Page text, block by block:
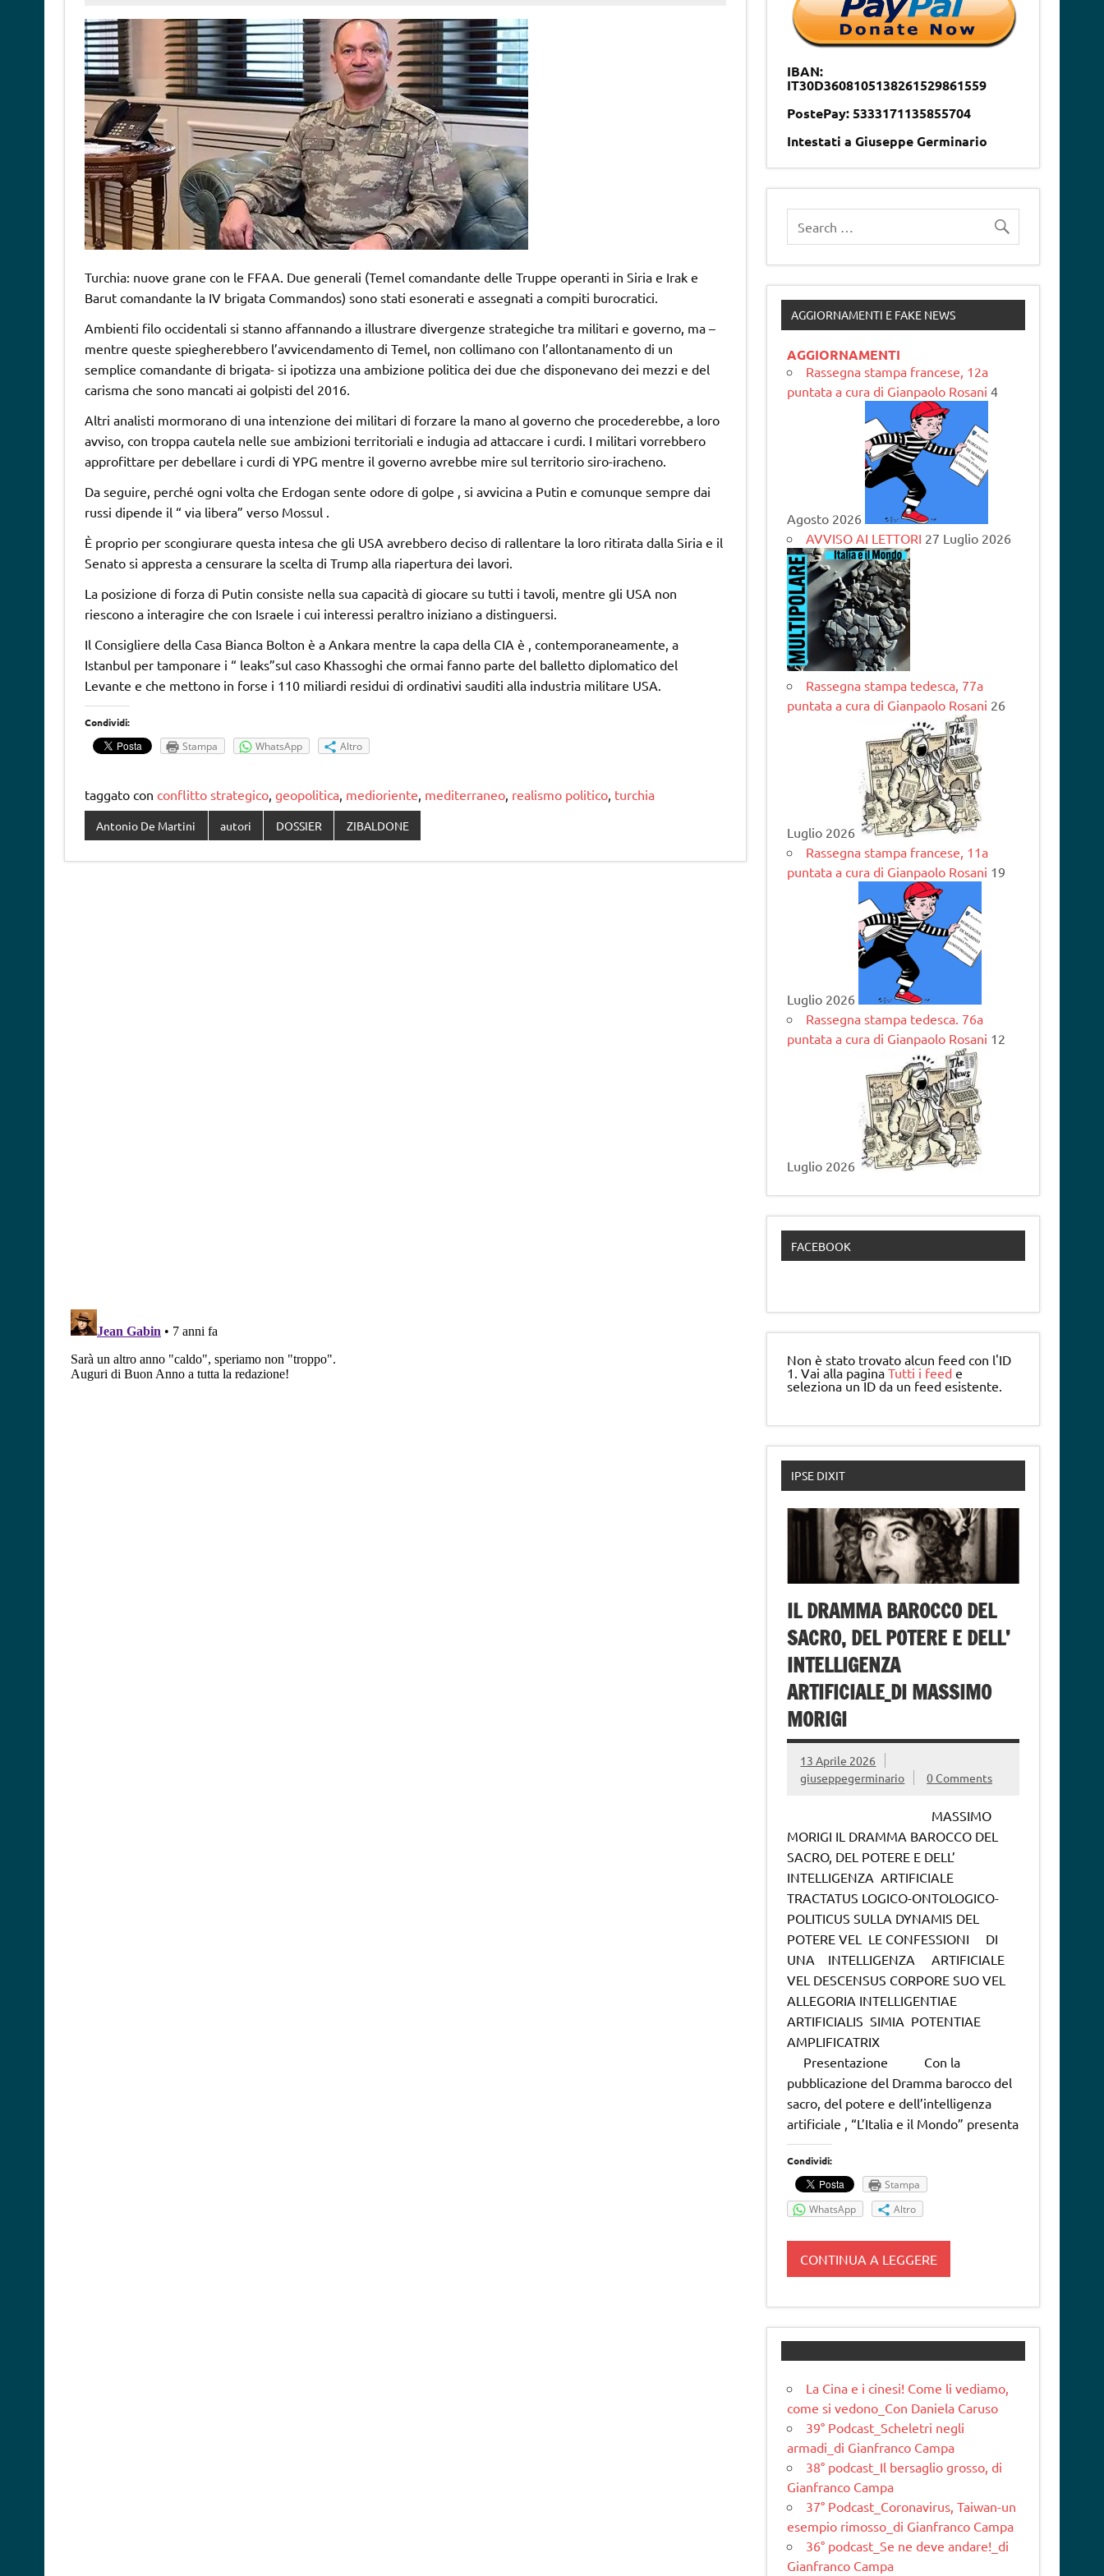
Turchia: nuove grane con le FFAA. Due generali (Temel comandante delle Truppe operanti in Siria e Irak e
Barut comandante la IV brigata Commandos) sono stati esonerati e assegnati a compiti burocratici.
Ambienti filo occidentali si stanno affannando a illustrare divergenze strategiche tra militari e governo, ma –
mentre queste spiegherebbero l’avvicendamento di Temel, non collimano con l’allontanamento di un
semplice comandante di brigata- si ipotizza una ambizione politica dei due che disponevano dei mezzi e del
carisma che sono mancati ai golpisti del 2016.
Altri analisti mormorano di una intenzione dei militari di forzare la mano al governo che procederebbe, a loro
avviso, con troppa cautela nelle sue ambizioni territoriali e indugia ad attaccare i curdi. I militari vorrebbero
approfittare per debellare i curdi di YPG mentre il governo avrebbe mire sul territorio siro-iracheno.
Da seguire, perché ogni volta che Erdogan sente odore di golpe , si avvicina a Putin e comunque sempre dai
russi dipende il “ via libera” verso Mossul .
È proprio per scongiurare questa intesa che gli USA avrebbero deciso di rallentare la loro ritirata dalla Siria e il
Senato si appresta a censurare la scelta di Trump alla riapertura dei lavori.
La posizione di forza di Putin consiste nella sua capacità di giocare su tutti i tavoli, mentre gli USA non
riescono a interagire che con Israele i cui interessi peraltro iniziano a distinguersi.
Il Consigliere della Casa Bianca Bolton è a Ankara mentre la capa della CIA è , contemporaneamente, a
Istanbul per tamponare i “ leaks”sul caso Khassoghi che ormai fanno parte del balletto diplomatico del
Levante e che mettono in forse i 110 miliardi residui di ordinativi sauditi alla industria militare USA.
Condividi:
Stampa WhatsApp Altro
taggato con conflitto strategico, geopolitica, medioriente, mediterraneo, realismo politico, turchia
Antonio De Martini autori DOSSIER ZIBALDONE
IBAN:
IT30D3608105138261529861559
PostePay: 5333171135855704
Intestati a Giuseppe Germinario
AGGIORNAMENTI E FAKE NEWS
AGGIORNAMENTI
Rassegna stampa francese, 12a
puntata a cura di Gianpaolo Rosani 4
Agosto 2026
AVVISO AI LETTORI 27 Luglio 2026
Rassegna stampa tedesca, 77a
puntata a cura di Gianpaolo Rosani 26
Luglio 2026
Rassegna stampa francese, 11a
puntata a cura di Gianpaolo Rosani 19
Luglio 2026
Rassegna stampa tedesca. 76a
puntata a cura di Gianpaolo Rosani 12
Luglio 2026
FACEBOOK
Non è stato trovato alcun feed con l'ID
1. Vai alla paginaTutti i feed e
seleziona un ID da un feed esistente.
IPSE DIXIT
IL DRAMMA BAROCCO DEL
SACRO, DEL POTERE E DELL’
INTELLIGENZA
ARTIFICIALE_DI MASSIMO
MORIGI
13 Aprile 2026
giuseppegerminario
0 Comments
MASSIMO
MORIGI IL DRAMMA BAROCCO DEL
SACRO, DEL POTERE E DELL’
INTELLIGENZA ARTIFICIALE
TRACTATUS LOGICO-ONTOLOGICO-
POLITICUS SULLA DYNAMIS DEL
POTERE VEL LE CONFESSIONI DI
UNA INTELLIGENZA ARTIFICIALE
VEL DESCENSUS CORPORE SUO VEL
ALLEGORIA INTELLIGENTIAE
ARTIFICIALIS SIMIA POTENTIAE
AMPLIFICATRIX
Presentazione Con la
pubblicazione del Dramma barocco del
sacro, del potere e dell’intelligenza
artificiale , “L’Italia e il Mondo” presenta
Condividi:
Stampa
WhatsApp
Altro
CONTINUA A LEGGERE
La Cina e i cinesi! Come li vediamo,
come si vedono_Con Daniela Caruso
39° Podcast_Scheletri negli
armadi_di Gianfranco Campa
38° podcast_Il bersaglio grosso, di
Gianfranco Campa
37° Podcast_Coronavirus, Taiwan-un
esempio rimosso_di Gianfranco Campa
36° podcast_Se ne deve andare!_di
Gianfranco Campa